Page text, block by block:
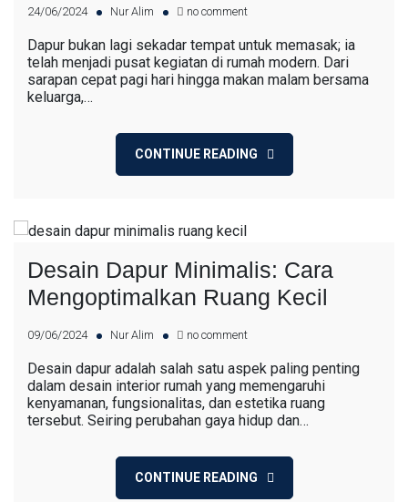
24/06/2024 Nur Alim no comment
Dapur bukan lagi sekadar tempat untuk memasak; ia
telah menjadi pusat kegiatan di rumah modern. Dari
sarapan cepat pagi hari hingga makan malam bersama
keluarga,…
CONTINUE READING
Desain Dapur Minimalis: Cara
Mengoptimalkan Ruang Kecil
09/06/2024 Nur Alim no comment
Desain dapur adalah salah satu aspek paling penting
dalam desain interior rumah yang memengaruhi
kenyamanan, fungsionalitas, dan estetika ruang
tersebut. Seiring perubahan gaya hidup dan…
CONTINUE READING